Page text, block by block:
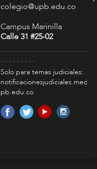
colegio@upb.edu.co
Campus Marinilla
Calle 31 #25-02
. . . . . . . . . . . . . . . . . . . . . . . .
. . . . . . . . .
Solo para temas judiciales:
notificacionesjudiciales.med@u
pb.edu.co